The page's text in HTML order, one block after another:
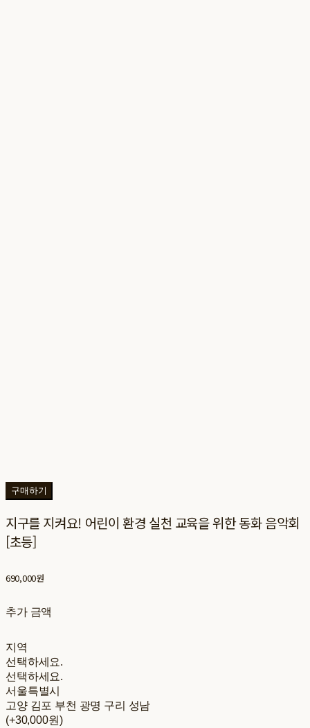
구매하기
지구를 지켜요! 어린이 환경 실천 교육을 위한 동화 음악회
[초등]
690,000원
추가 금액
지역
선택하세요.
선택하세요.
서울특별시
고양 김포 부천 광명 구리 성남
(+30,000원)